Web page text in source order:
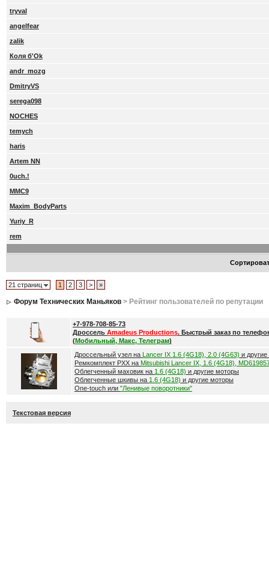
tryval
angelfear
zalik
Коля б'Ok
andr_mozg
DmitryVS
serega098
NOCHES
temych
haris
Artem NN
0uch.!
MMC9
Maxim_BodyParts
Yuriy_R
rem
21 страниц 1 2 3 > »
Форум Технических Маньяков> Рейтинг пользователей по репутации
+7-978-708-85-73
Дроссель Amadeus Productions. Быстрый заказ по
(Мобильный, Макс, Телеграм)
Дроссельный узел на Lancer IX 1.6 (4G18), 2.0 (4G63) и
Ремкомплект РХХ на Mitsubishi Lancer IX, 1.6 (4G18),
Облегченный маховик на 1.6 (4G18) и другие моторы
Облегченные шкивы на 1.6 (4G18) и другие моторы
One-touch или "Ленивые поворотники"
Текстовая версия